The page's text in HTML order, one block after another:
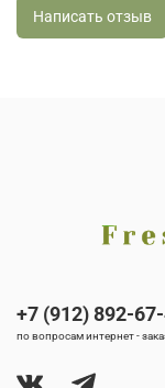
Написать отзыв
+7 (912) 892-
по вопросам интернет -